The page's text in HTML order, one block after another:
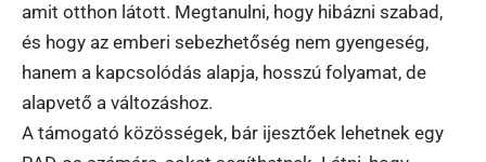
amit otthon látott. Megtanulni, hogy hibázni szabad,
és hogy az emberi sebezhetőség nem gyengeség,
hanem a kapcsolódás alapja, hosszú folyamat, de
alapvető a változáshoz.
A támogató közösségek, bár ijesztőek lehetnek egy